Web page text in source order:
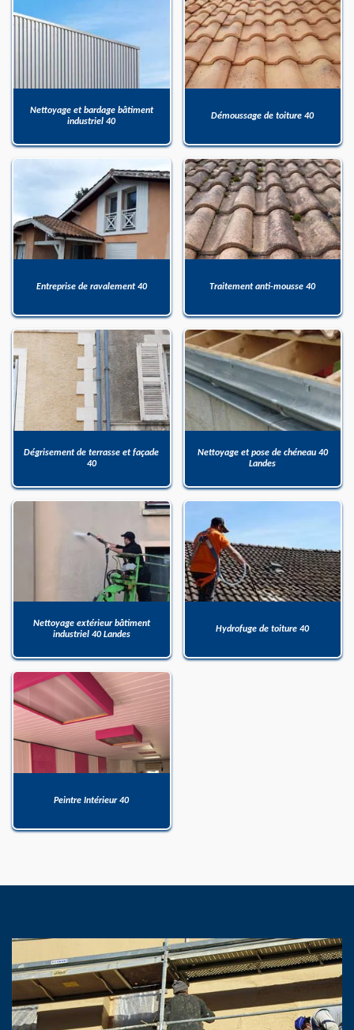
Nettoyage et bardage bâtiment
industriel 40
Démoussage de toiture 40
Entreprise de ravalement 40 Traitement anti-mousse 40
Dégrisement de terrasse et façade
40
Nettoyage et pose de chéneau 40
Landes
Nettoyage extérieur bâtiment
industriel 40 Landes
Hydrofuge de toiture 40
Peintre Intérieur 40